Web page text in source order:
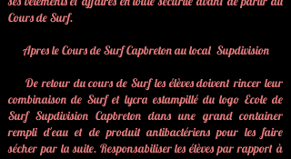
Cours de Surf.
Apres le Cours de Surf Capbreton au local Supdivision
De retour du cours de Surf les élèves doivent rincer leur
combinaison de Surf et lycra estampillé du logo Ecole de
Surf Supdivision Capbreton dans une grand container
rempli d'eau et de produit antibactériens pour les faire
sécher par la suite. Responsabiliser les élèves par rapport à